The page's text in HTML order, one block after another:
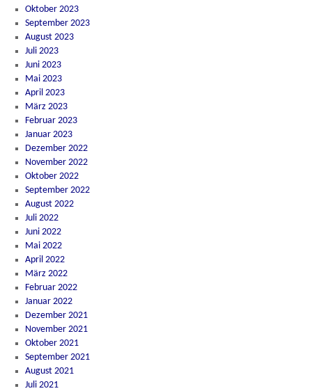
Oktober 2023
September 2023
August 2023
Juli 2023
Juni 2023
Mai 2023
April 2023
März 2023
Februar 2023
Januar 2023
Dezember 2022
November 2022
Oktober 2022
September 2022
August 2022
Juli 2022
Juni 2022
Mai 2022
April 2022
März 2022
Februar 2022
Januar 2022
Dezember 2021
November 2021
Oktober 2021
September 2021
August 2021
Juli 2021